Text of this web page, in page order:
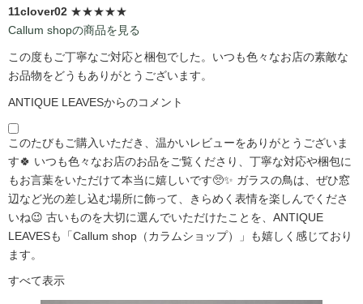
11clover02 ★★★★★
Callum shopの商品を見る
この度もご丁寧なご対応と梱包でした。いつも色々なお店の素敵な
お品物をどうもありがとうございます。
ANTIQUE LEAVESからのコメント
このたびもご購入いただき、温かいレビューをありがとうございま
す🍀 いつも色々なお店のお品をご覧くださり、丁寧な対応や梱包に
もお言葉をいただけて本当に嬉しいです🥺✨ ガラスの鳥は、ぜひ窓
辺など光の差し込む場所に飾って、きらめく表情を楽しんでくださ
いね😉 古いものを大切に選んでいただけたことを、ANTIQUE
LEAVESも「Callum shop（カラムショップ）」も嬉しく感じており
ます。
すべて表示